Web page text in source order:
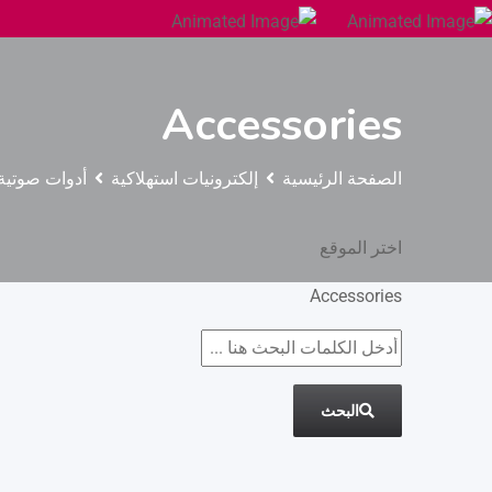
Accessories
الصفحة الرئيسية إلكترونيات استهلاكية أدوات
اختر الموقع
Accessories
البحث